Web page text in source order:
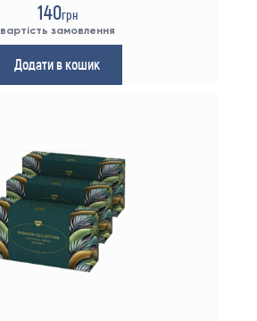
140грн
вартість замовлення
Додати в кошик